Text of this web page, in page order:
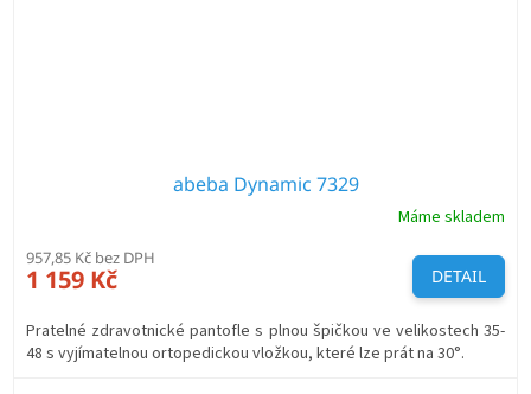
abeba Dynamic 7329
Máme skladem
957,85 Kč bez DPH
1 159 Kč DETAIL
Pratelné zdravotnické pantofle s plnou špičkou ve velikostech 35-
48 s vyjímatelnou ortopedickou vložkou, které lze prát na 30°.